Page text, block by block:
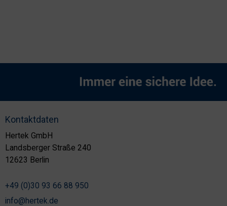
Kontaktdaten
Hertek GmbH
Landsberger Straße 240
12623 Berlin
+49 (0)30 93 66 88 950
info@hertek.de